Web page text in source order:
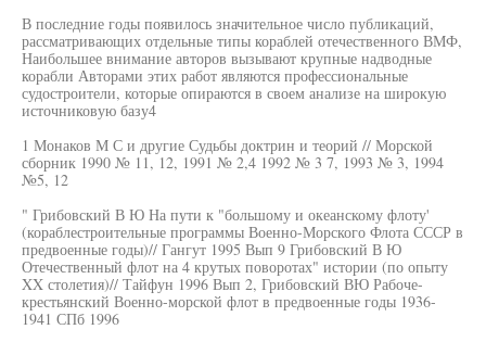
В последние годы появилось значительное число публикаций,
рассматривающих отдельные типы кораблей отечественного ВМФ,
Наибольшее внимание авторов вызывают крупные надводные
корабли Авторами этих работ являются профессиональные
судостроители, которые опираются в своем анализе на широкую
источниковую базу4
1 Монаков М С и другие Судьбы доктрин и теорий // Морской
сборник 1990 № 11, 12, 1991 № 2,4 1992 № 3 7, 1993 № 3, 1994
№5, 12
" Грибовский В Ю На пути к "большому и океанскому флоту'
(кораблестроительные программы Военно-Морского Флота СССР в
предвоенные годы)// Гангут 1995 Вып 9 Грибовский В Ю
Отечественный флот на 4 крутых поворотах" истории (по опыту
XX столетия)// Тайфун 1996 Вып 2, Грибовский ВЮ Рабоче-
крестьянский Военно-морской флот в предвоенные годы 1936-
1941 СПб 1996